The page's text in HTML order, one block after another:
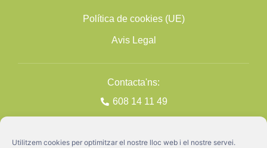
Utilitzem cookies per optimitzar el nostre lloc web i el nostre servei.
Política de cookies (UE)
Avis Legal
Contacta'ns:
608 14 11 49